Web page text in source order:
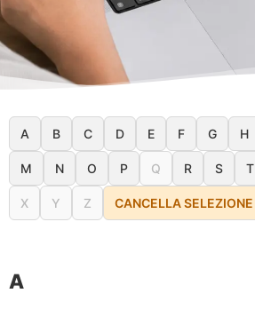
A B C D E F G H
M N O P Q R S T
X Y Z CANCELLA SELEZIONE
A